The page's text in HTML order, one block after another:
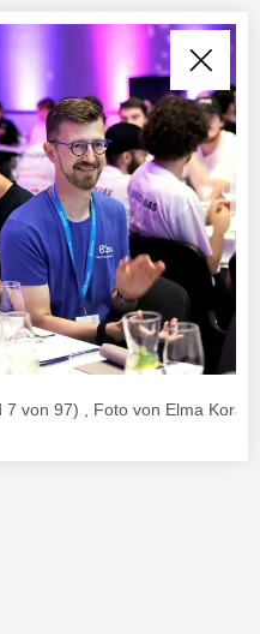
von 97) , Foto von Elma Korac